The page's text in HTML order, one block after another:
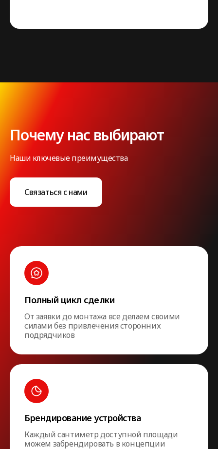
Почему нас выбирают
Наши ключевые преимущества
Связаться с нами
Полный цикл сделки
От заявки до монтажа все делаем своими
силами без привлечения сторонних
подрядчиков
Брендирование устройства
Каждый сантиметр доступной площади
можем забрендировать в концепции